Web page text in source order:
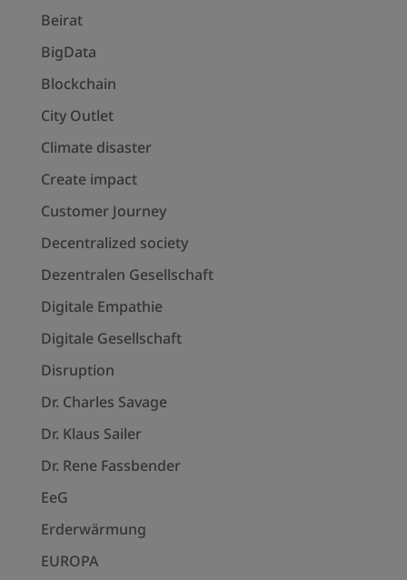
Beirat
BigData
Blockchain
City Outlet
Climate disaster
Create impact
Customer Journey
Decentralized society
Dezentralen Gesellschaft
Digitale Empathie
Digitale Gesellschaft
Disruption
Dr. Charles Savage
Dr. Klaus Sailer
Dr. Rene Fassbender
EeG
Erderwärmung
EUROPA